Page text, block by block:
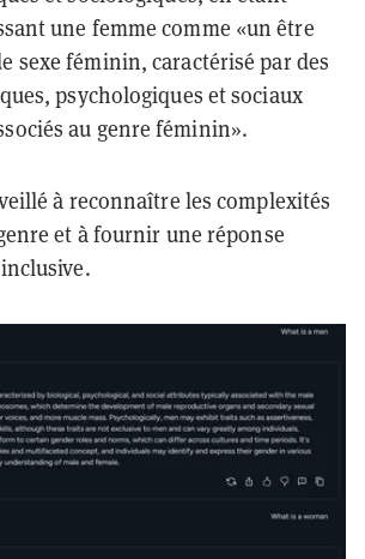
une femme comme «un être
sexe féminin, caractérisé par des
psychologiques et sociaux
au genre féminin».
à reconnaître les complexités
et à fournir une réponse